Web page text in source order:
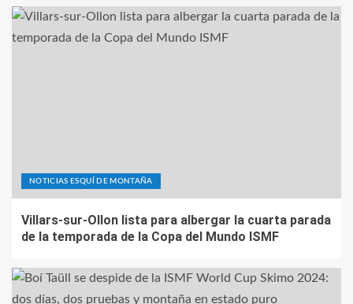
NOTICIAS ESQUÍ DE MONTAÑA
Villars-sur-Ollon lista para albergar la cuarta parada
de la temporada de la Copa del Mundo ISMF